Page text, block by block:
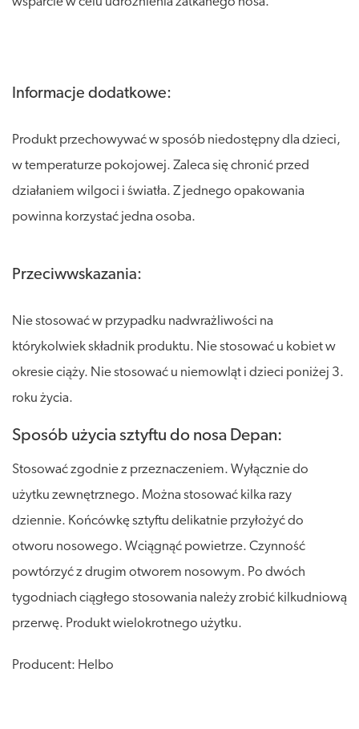
Informacje dodatkowe:
Produkt przechowywać w sposób niedostępny dla dzieci,
w temperaturze pokojowej. Zaleca się chronić przed
działaniem wilgoci i światła. Z jednego opakowania
powinna korzystać jedna osoba.
Przeciwwskazania:
Nie stosować w przypadku nadwrażliwości na
którykolwiek składnik produktu. Nie stosować u kobiet w
okresie ciąży. Nie stosować u niemowląt i dzieci poniżej 3.
roku życia.
Sposób użycia sztyftu do nosa Depan:
Stosować zgodnie z przeznaczeniem. Wyłącznie do
użytku zewnętrznego. Można stosować kilka razy
dziennie. Końcówkę sztyftu delikatnie przyłożyć do
otworu nosowego. Wciągnąć powietrze. Czynność
powtórzyć z drugim otworem nosowym. Po dwóch
tygodniach ciągłego stosowania należy zrobić kilkudniową
przerwę. Produkt wielokrotnego użytku.
Producent: Helbo